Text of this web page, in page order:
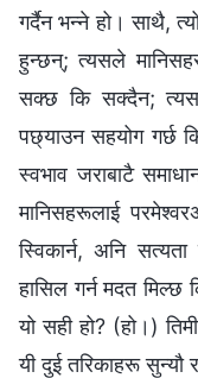
गर्दैन भन्‍ने हो। साथै,
हुन्छन्; त्यसले
सक्छ कि सक्दैन; त्यसले
पछ्याउन सहयोग गर्छ
स्वभाव जराबाटै
मानिसहरूलाई
स्विकार्न, अनि सत्यता
हासिल गर्न मदत मिल्छ
यो सही हो? (हो।)
यी दुई तरिकाहरू सुन्यौ